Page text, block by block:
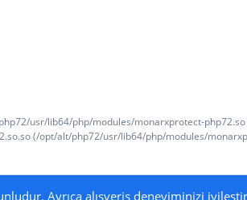
Ayrıca alışveriş deneyiminizi
usr/lib64/php/modules/monarxprotect-
(/opt/alt/php72/usr/lib64/php/modules/